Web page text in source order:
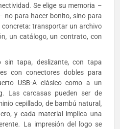
Se elige su memoria –
no para hacer bonito, sino para
concreta: transportar un archivo
un catálogo, un contrato, con
sin tapa, deslizante, con tapa
con conectores dobles para
USB-A clásico como a un
Las carcasas pueden ser de
cepillado, de bambú natural,
y cada material implica una
La impresión del logo se